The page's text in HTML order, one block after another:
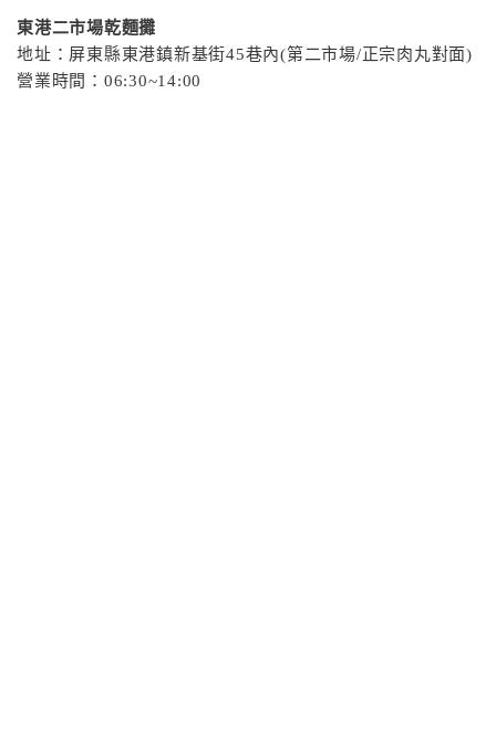
東港二市場乾麵攤
地址：屏東縣東港鎮新基街45巷內(第二市場/正宗肉丸對面)
營業時間：06:30~14:00